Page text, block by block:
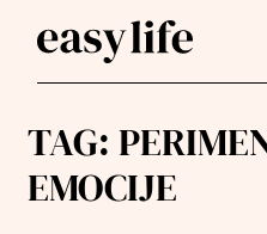
TAG:
EMOCIJE